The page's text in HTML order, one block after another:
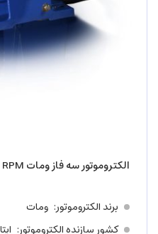
الکتروموتور سه فاز ومات VTB ۱۱۰KW ۹۰۰ RPM
برند الکتروموتور ومات
کشور سازنده الکتروموتور